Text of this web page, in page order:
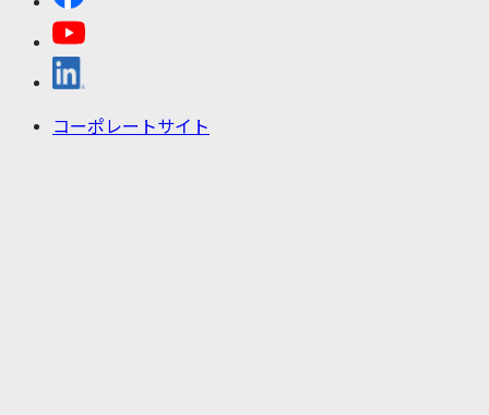
コーポレートサイト